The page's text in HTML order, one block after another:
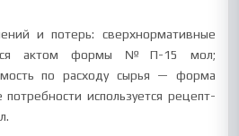
и потерь: сверхнормативные
актом формы №П-15 мол;
по расходу сырья — форма
используется рецепт-